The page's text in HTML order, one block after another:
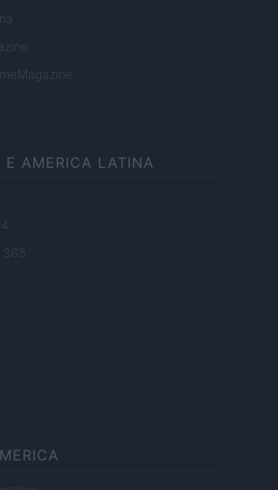
E AMERICA LATINA